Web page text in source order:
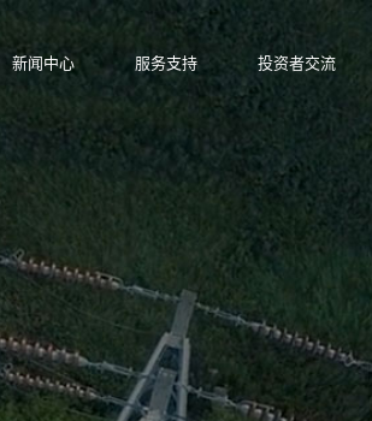
新闻中心 服务支持 投资者交流